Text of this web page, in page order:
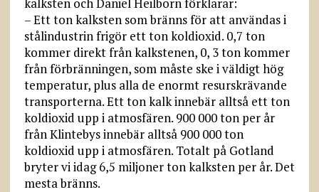
– Ett ton kalksten som bränns för att användas i
stålindustrin frigör ett ton koldioxid. 0,7 ton
kommer direkt från kalkstenen, 0, 3 ton kommer
från förbränningen, som måste ske i väldigt hög
temperatur, plus alla de enormt resurskrävande
transporterna. Ett ton kalk innebär alltså ett ton
koldioxid upp i atmosfären. 900 000 ton per år
från Klintebys innebär alltså 900 000 ton
koldioxid upp i atmosfären. Totalt på Gotland
bryter vi idag 6,5 miljoner ton kalksten per år. Det
mesta bränns.